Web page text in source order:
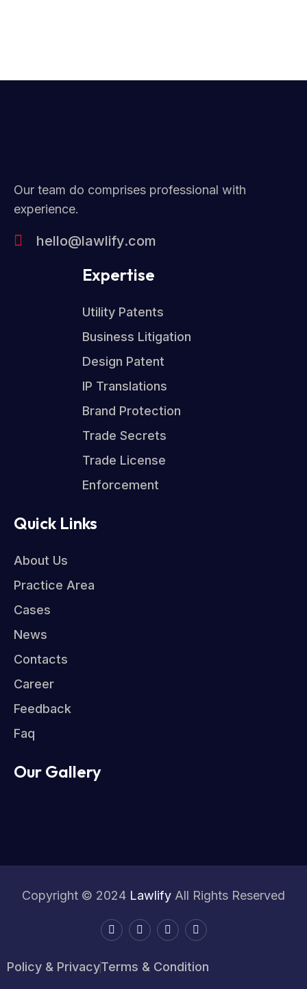
Our team do comprises professional with
experience.
hello@lawlify.com
Expertise
Utility Patents
Business Litigation
Design Patent
IP Translations
Brand Protection
Trade Secrets
Trade License
Enforcement
Quick Links
About Us
Practice Area
Cases
News
Contacts
Career
Feedback
Faq
Our Gallery
Copyright © 2024 Lawlify All Rights Reserved
Policy & PrivacyTerms & Condition